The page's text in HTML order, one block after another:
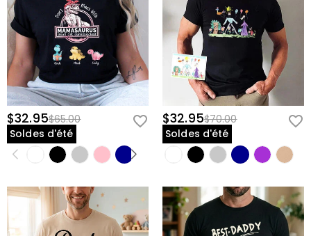
$32.95$65.00
Soldes d'été
$32.95$70.00
Soldes d'été